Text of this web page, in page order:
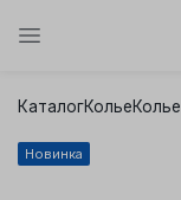
КаталогКольеКолье
Новинка